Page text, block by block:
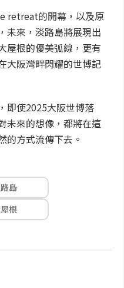
retreat的開幕，以及原
未來，淡路島將展現出
屋根的優美弧線，更有
大阪灣畔閃耀的世博記
即使2025大阪世博落
未來的想像，都將在這
的方式流傳下去。
島
根